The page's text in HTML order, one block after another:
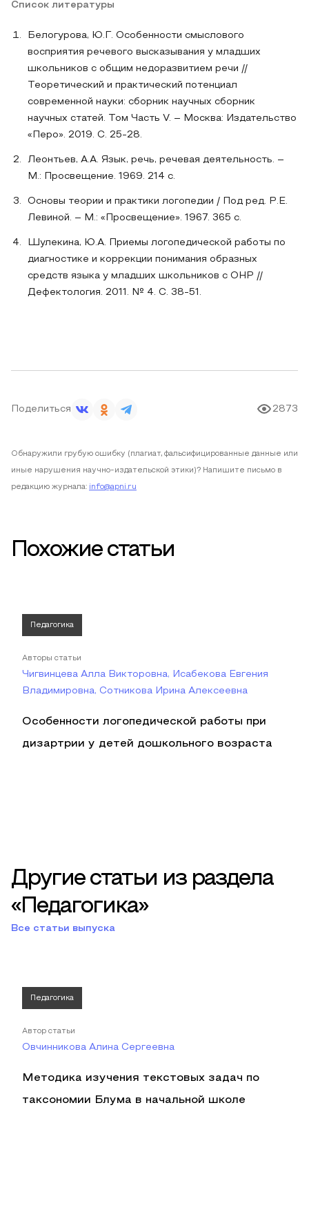
Список литературы
Белогурова, Ю.Г. Особенности смыслового
восприятия речевого высказывания у младших
школьников с общим недоразвитием речи //
Теоретический и практический потенциал
современной науки: сборник научных сборник
научных статей. Том Часть V. – Москва: Издательство
«Перо». 2019. С. 25-28.
Леонтьев, А.А. Язык, речь, речевая деятельность. –
М.: Просвещение. 1969. 214 с.
Основы теории и практики логопедии / Под ред. Р.Е.
Левиной. – М.: «Просвещение». 1967. 365 с.
Шулекина, Ю.А. Приемы логопедической работы по
диагностике и коррекции понимания образных
средств языка у младших школьников с ОНР //
Дефектология. 2011. № 4. С. 38-51.
Поделиться 2873
Обнаружили грубую ошибку (плагиат, фальсифицированные данные или
иные нарушения научно-издательской этики)? Напишите письмо в
редакцию журнала: info@apni.ru
Похожие статьи
Педагогика
Авторы статьи
Чигвинцева Алла Викторовна, Исабекова Евгения
Владимировна, Сотникова Ирина Алексеевна
Особенности логопедической работы при
дизартрии у детей дошкольного возраста
Другие статьи из раздела
«Педагогика»
Все статьи выпуска
Педагогика
Автор статьи
Овчинникова Алина Сергеевна
Методика изучения текстовых задач по
таксономии Блума в начальной школе